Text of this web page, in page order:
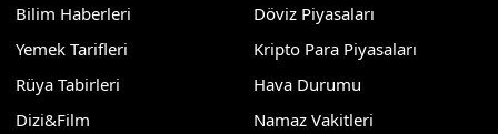
Bilim Haberleri
Yemek Tarifleri
Rüya Tabirleri
Dizi&Film
Döviz Piyasaları
Kripto Para Piyasaları
Hava Durumu
Namaz Vakitleri